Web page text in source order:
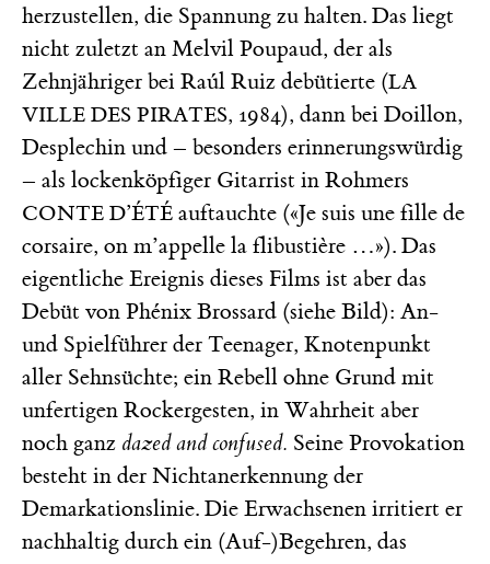
herzustellen, die Spannung zu halten. Das liegt
nicht zuletzt an Melvil Poupaud, der als
Zehnjähriger bei Raúl Ruiz debütierte (LA
VILLE DES PIRATES, 1984), dann bei Doillon,
Desplechin und – besonders erinnerungswürdig
– als lockenköpfiger Gitarrist in Rohmers
CONTE D’ÉTÉ auftauchte («Je suis une fille de
corsaire, on m’appelle la flibustière …»). Das
eigentliche Ereignis dieses Films ist aber das
Debüt von Phénix Brossard (siehe Bild): An-
und Spielführer der Teenager, Knotenpunkt
aller Sehnsüchte; ein Rebell ohne Grund mit
unfertigen Rockergesten, in Wahrheit aber
noch ganz dazed and confused. Seine Provokation
besteht in der Nichtanerkennung der
Demarkationslinie. Die Erwachsenen irritiert er
nachhaltig durch ein (Auf-)Begehren, das